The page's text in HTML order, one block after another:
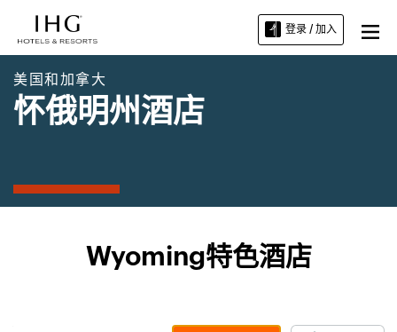
登录 / 加入
美国和加拿大
怀俄明州酒店
Wyoming特色酒店